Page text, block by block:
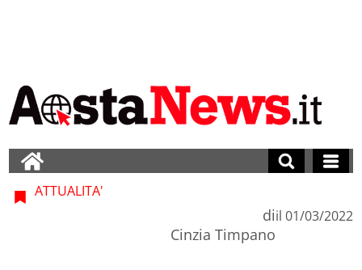
ATTUALITA'
di
Cinzia Timpano
il 01/03/2022